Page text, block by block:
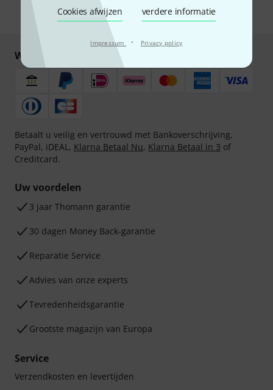
Cookies afwijzen verdere informatie
Impressum · Privacy policy
* Benodigd
Winkel en betaal veilig
Betaalt u veilig en vertrouwd met Bankoverschrijving,
PayPal, iDEAL, Klarna Betaal Nu, Klarna Betaal in 3 of
Creditcard.
Uw voordelen
3 jaar Thomann garantie
30 dagen Money Back-garantie
Reparatie Service
Advies van onze experts
Tevredenheidsgarantie
Grootste magazijn van Europa
Service
Verzendkosten en levertijden